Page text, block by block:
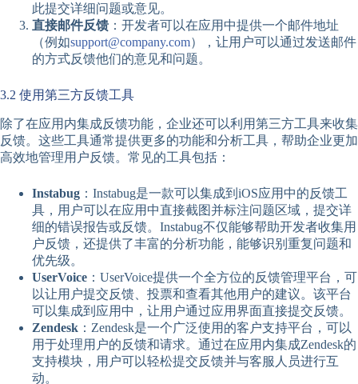
此提交详细问题或意见。
直接邮件反馈 ：开发者可以在应用中提供一个邮件地址
（例如support@company.com），让用户可以通过发送邮件
的方式反馈他们的意见和问题。
3.2 使用第三方反馈工具
除了在应用内集成反馈功能，企业还可以利用第三方工具来收集
反馈。这些工具通常提供更多的功能和分析工具，帮助企业更加
高效地管理用户反馈。常见的工具包括：
Instabug ：Instabug是一款可以集成到iOS应用中的反馈工
具，用户可以在应用中直接截图并标注问题区域，提交详
细的错误报告或反馈。Instabug不仅能够帮助开发者收集用
户反馈，还提供了丰富的分析功能，能够识别重复问题和
优先级。
UserVoice ：UserVoice提供一个全方位的反馈管理平台，可
以让用户提交反馈、投票和查看其他用户的建议。该平台
可以集成到应用中，让用户通过应用界面直接提交反馈。
Zendesk ：Zendesk是一个广泛使用的客户支持平台，可以
用于处理用户的反馈和请求。通过在应用内集成Zendesk的
支持模块，用户可以轻松提交反馈并与客服人员进行互
动。